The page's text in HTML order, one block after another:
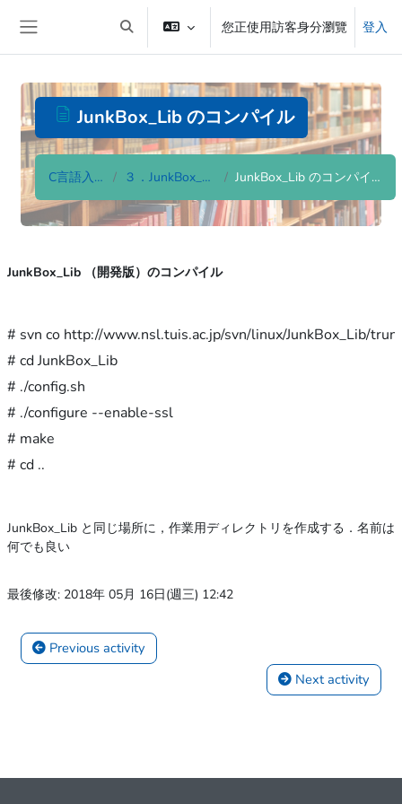
切換搜尋輸入框 您正使用訪客身分瀏覽 登入
JunkBox_Lib のコンパイル
C言語入門 ３．JunkBox_Lib JunkBox_Lib のコンパイル
JunkBox_Lib （開発版）のコンパイル
# svn co http://www.nsl.tuis.ac.jp/svn/linux/JunkBox_Lib/
# cd JunkBox_Lib
# ./config.sh
# ./configure --enable-ssl
# make
# cd ..
JunkBox_Lib と同じ場所に，作業用ディレクトリを作成する．名前は
何でも良い
最後修改: 2018年 05月 16日(週三) 12:42
Previous activity
Next activity